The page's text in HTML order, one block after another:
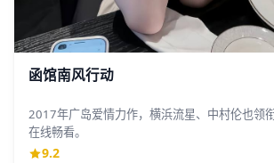
函馆南风行动
2017年广岛爱情力作，横浜流星、中村伦也领
在线畅看。
9.2